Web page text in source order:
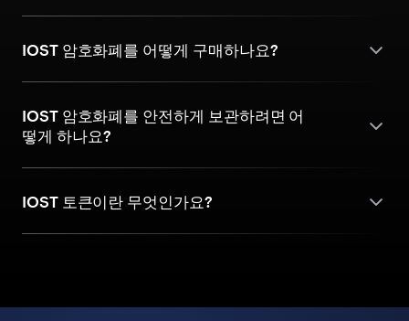
IOST 암호화폐를 어떻게 구매하나요?
IOST 암호화폐를 안전하게 보관하려면 어
떻게 하나요?
IOST 토큰이란 무엇인가요?